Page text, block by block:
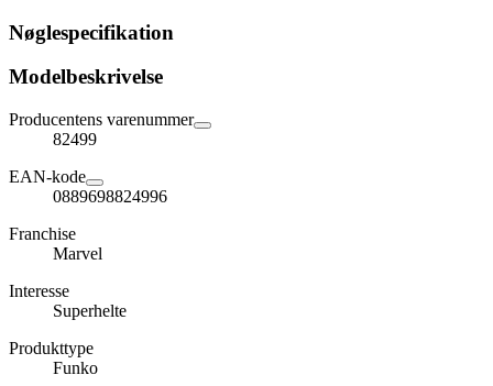
Nøglespecifikation
Modelbeskrivelse
Producentens varenummer
82499
EAN-kode
0889698824996
Franchise
Marvel
Interesse
Superhelte
Produkttype
Funko